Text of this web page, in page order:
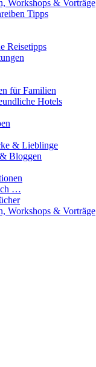
Workshops & Vorträge
Tipps
Reisetipps
für Familien
Hotels
& Lieblinge
Bloggen
…
Workshops & Vorträge